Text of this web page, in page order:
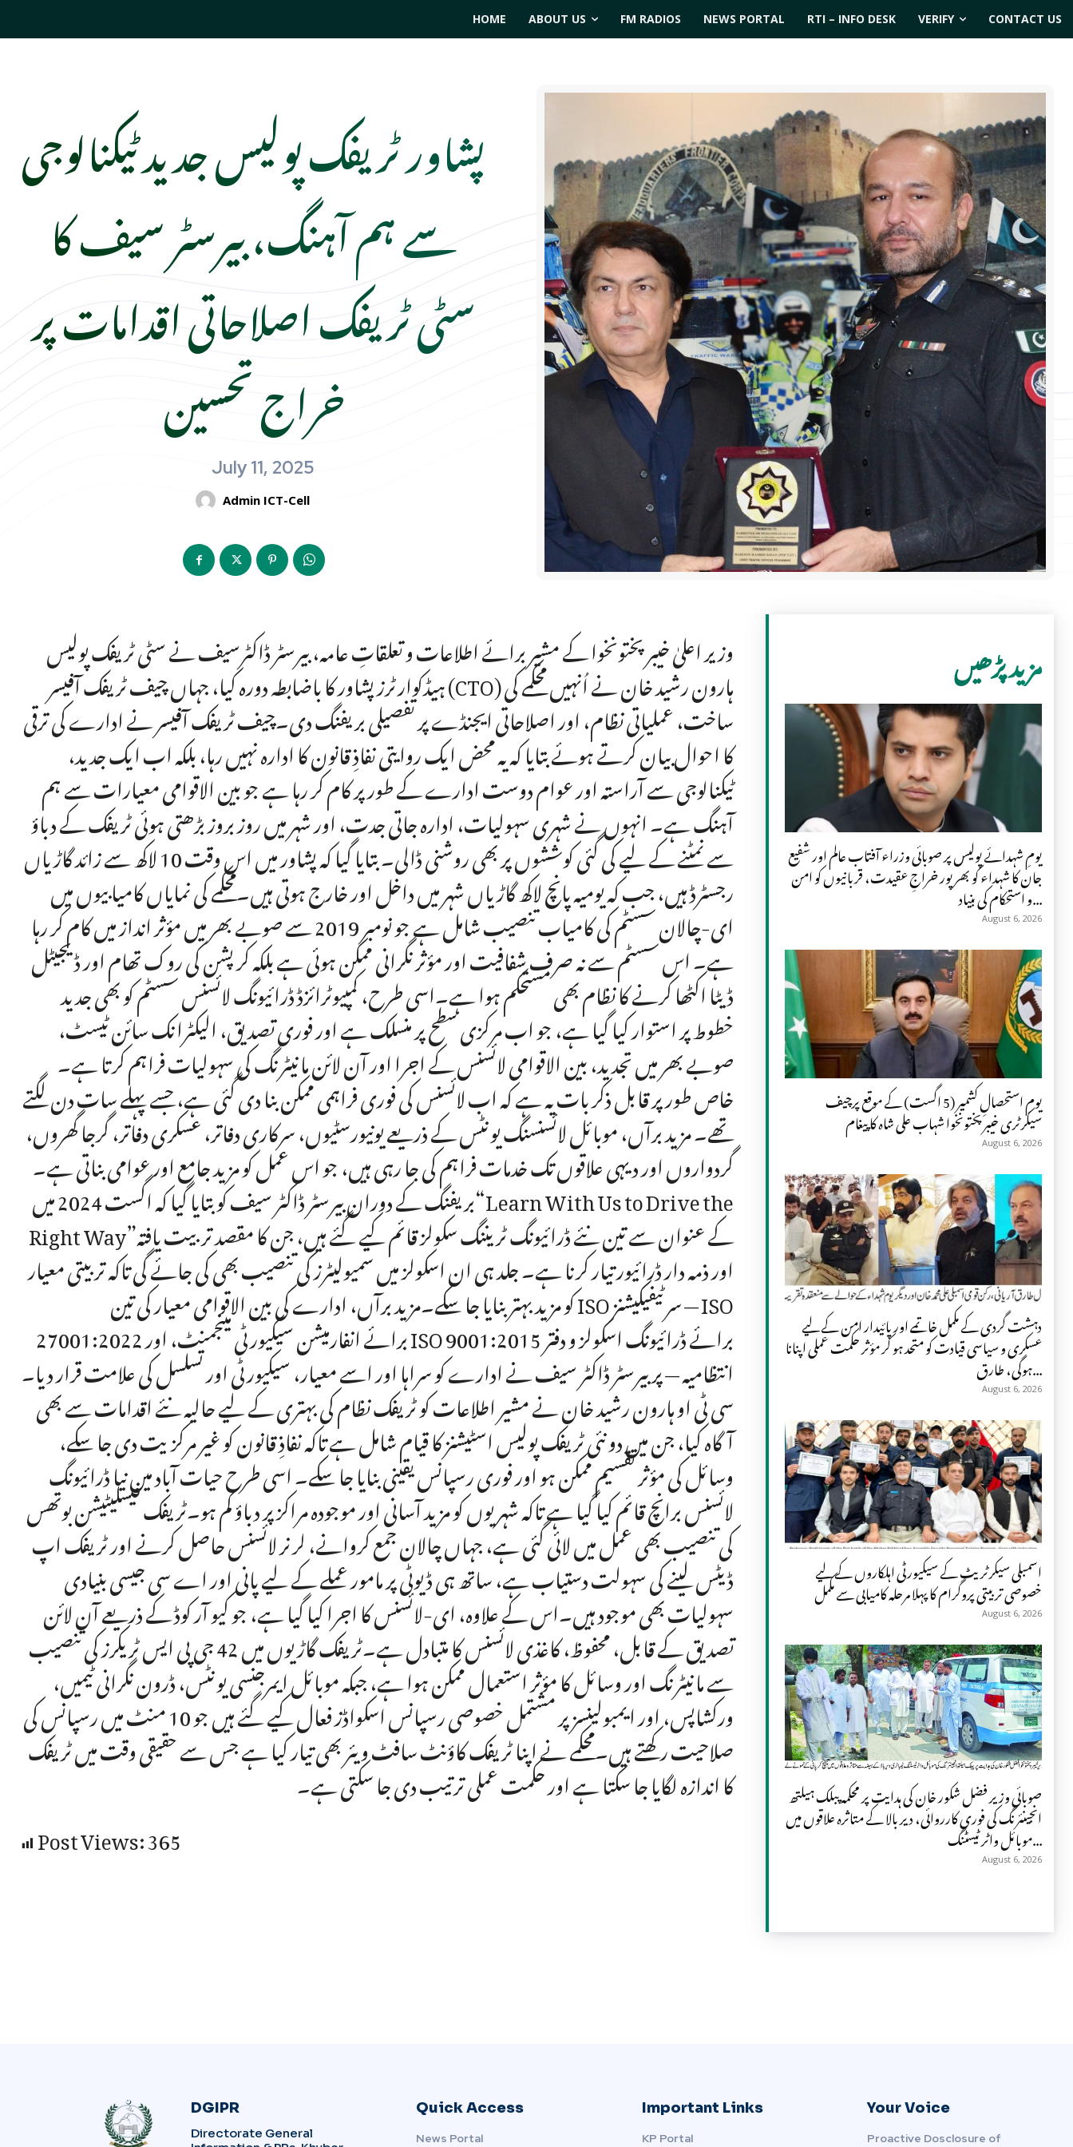
HOME ABOUT US FM RADIOS NEWS PORTAL RTI – INFO DESK VERIFY CONTACT US
پشاور ٹریفک پولیس جدید ٹیکنالوجی
سے ہم آہنگ، بیرسٹر سیف کا
سٹی ٹریفک اصلاحاتی اقدامات پر
خراج تحسین
July 11, 2025
Admin ICT-Cell
وزیر اعلیٰ خیبر پختونخوا کے مشیر برائے اطلاعات و تعلقاتِ عامہ، بیرسٹر ڈاکٹرسیف نے سٹی ٹریفک پولیس
ہیڈکوارٹرز پشاور کا باضابطہ دورہ کیا، جہاں چیف ٹریفک آفیسر (CTO) ہارون رشید خان نے اُنہیں محکمے کی
ساخت، عملیاتی نظام، اور اصلاحاتی ایجنڈے پر تفصیلی بریفنگ دی۔چیف ٹریفک آفیسر نے ادارے کی ترقی
کا احوال بیان کرتے ہوئے بتایا کہ یہ محض ایک روایتی نفاذِ قانون کا ادارہ نہیں رہا، بلکہ اب ایک جدید،
ٹیکنالوجی سے آراستہ اور عوام دوست ادارے کے طور پر کام کر رہا ہے جو بین الاقوامی معیارات سے ہم
آہنگ ہے۔ انہوں نے شہری سہولیات، ادارہ جاتی جدت، اور شہر میں روز بروز بڑھتی ہوئی ٹریفک کے دباؤ
سے نمٹنے کے لیے کی گئی کوششوں پر بھی روشنی ڈالی۔ بتایا گیا کہ پشاور میں اس وقت 10 لاکھ سے زائد گاڑیاں
رجسٹرڈ ہیں، جب کہ یومیہ پانچ لاکھ گاڑیاں شہر میں داخل اور خارج ہوتی ہیں۔محکمے کی نمایاں کامیابیوں میں
ای-چالان سسٹم کی کامیاب تنصیب شامل ہے جو نومبر 2019 سے صوبے بھر میں مؤثر انداز میں کام کر رہا
ہے۔ اس سسٹم سے نہ صرف شفافیت اور مؤثر نگرانی ممکن ہوئی ہے بلکہ کرپشن کی روک تھام اور ڈیجیٹل
ڈیٹا اکٹھا کرنے کا نظام بھی مستحکم ہوا ہے۔اسی طرح، کمپیوٹرائزڈ ڈرائیونگ لائسنس سسٹم کو بھی جدید
خطوط پر استوار کیا گیا ہے، جو اب مرکزی سطح پر منسلک ہے اور فوری تصدیق، الیکٹرانک سائن ٹیسٹ،
صوبے بھر میں تجدید، بین الاقوامی لائسنس کے اجرا اور آن لائن مانیٹرنگ کی سہولیات فراہم کرتا ہے۔
خاص طور پر قابل ذکر بات یہ ہے کہ اب لائسنس کی فوری فراہمی ممکن بنا دی گئی ہے، جسے پہلے سات دن لگتے
تھے۔ مزید برآں، موبائل لائسنسنگ یونٹس کے ذریعے یونیورسٹیوں، سرکاری دفاتر، عسکری دفاتر، گرجا گھروں،
گردواروں اور دیہی علاقوں تک خدمات فراہم کی جا رہی ہیں، جو اس عمل کو مزید جامع اور عوامی بناتی ہے۔
بریفنگ کے دوران بیرسٹر ڈاکٹر سیف کو بتایا گیا کہ اگست 2024 میں“Learn With Us to Drive the
Right Way”کے عنوان سے تین نئے ڈرائیونگ ٹریننگ سکولز قائم کیے گئے ہیں، جن کا مقصد تربیت یافتہ
اور ذمہ دار ڈرائیور تیار کرنا ہے۔ جلد ہی ان اسکولز میں سمیولیٹرز کی تنصیب بھی کی جائے گی تاکہ تربیتی معیار
کو مزید بہتر بنایا جا سکے۔مزید برآں، ادارے کی بین الاقوامی معیار کی تین ISO سرٹیفیکیشنز — ISO
27001:2022 برائے انفارمیشن سیکیورٹی مینجمنٹ، اور ISO 9001:2015 برائے ڈرائیونگ اسکولز و دفتر
انتظامیہ — پر بیرسٹر ڈاکٹر سیف نے ادارے کو سراہا اور اسے معیار، سیکیورٹی اور تسلسل کی علامت قرار دیا۔
سی ٹی او ہارون رشید خان نے مشیر اطلاعات کو ٹریفک نظام کی بہتری کے لیے حالیہ نئے اقدامات سے بھی
آگاہ کیا، جن میں دو نئی ٹریفک پولیس اسٹیشنز کا قیام شامل ہے تاکہ نفاذِ قانون کو غیر مرکزیت دی جا سکے،
وسائل کی مؤثر تقسیم ممکن ہو اور فوری رسپانس یقینی بنایا جا سکے۔ اسی طرح حیات آباد میں نیا ڈرائیونگ
لائسنس برانچ قائم کیا گیا ہے تاکہ شہریوں کو مزید آسانی اور موجودہ مراکز پر دباؤ کم ہو۔ٹریفک فیسلیٹیشن بوتھس
کی تنصیب بھی عمل میں لائی گئی ہے، جہاں چالان جمع کروانے، لرنر لائسنس حاصل کرنے اور ٹریفک اپ
ڈیٹس لینے کی سہولت دستیاب ہے، ساتھ ہی ڈیوٹی پر مامور عملے کے لیے پانی اور اے سی جیسی بنیادی
سہولیات بھی موجود ہیں۔اس کے علاوہ، ای-لائسنس کا اجرا کیا گیا ہے، جو کیو آر کوڈ کے ذریعے آن لائن
تصدیق کے قابل، محفوظ، کاغذی لائسنس کا متبادل ہے۔ٹریفک گاڑیوں میں 42 جی پی ایس ٹریکرز کی تنصیب
سے مانیٹرنگ اور وسائل کا مؤثر استعمال ممکن ہوا ہے، جبکہ موبائل ایمرجنسی یونٹس، ڈرون نگرانی ٹیمیں،
ورکشاپس، اور ایمبولینسز پر مشتمل خصوصی رسپانس اسکواڈز فعال کیے گئے ہیں جو 10 منٹ میں رسپانس کی
صلاحیت رکھتے ہیں۔محکمے نے اپنا ٹریفک کاؤنٹ سافٹ ویئر بھی تیار کیا ہے جس سے حقیقی وقت میں ٹریفک
کا اندازہ لگایا جا سکتا ہے اور حکمت عملی ترتیب دی جا سکتی ہے۔
Post Views:365
مزید پڑھیں
یومِ شہدائے پولیس پر صوبائی وزراء آفتاب عالم اور شفیع
جان کا شہداء کو بھرپور خراجِ عقیدت، قربانیوں کو امن
و استحکام کی بنیاد...
August 6, 2026
یومِ استحصالِ کشمیر (5 اگست) کے موقع پرچیف
سیکرٹری خیبر پختونخوا شہاب علی شاہ کا پیغام
August 6, 2026
دہشت گردی کے مکمل خاتمے اور پائیدار امن کے لیے
عسکری و سیاسی قیادت کو متحد ہو کر مؤثر حکمت عملی اپنانا
ہوگی، طارق...
August 6, 2026
اسمبلی سیکرٹریٹ کے سیکیورٹی اہلکاروں کے لیے
خصوصی تربیتی پروگرام کا پہلا مرحلہ کامیابی سے مکمل
August 6, 2026
صوبائی وزیر فضل شکور خان کی ہدایت پر محکمہ پبلک ہیلتھ
انجینئرنگ کی فوری کارروائی، دیر بالا کے متاثرہ علاقوں میں
موبائل واٹر ٹیسٹنگ...
August 6, 2026
DGIPR
Directorate General
Quick Access
News Portal
Important Links
KP Portal
Your Voice
Proactive Dosclosure of